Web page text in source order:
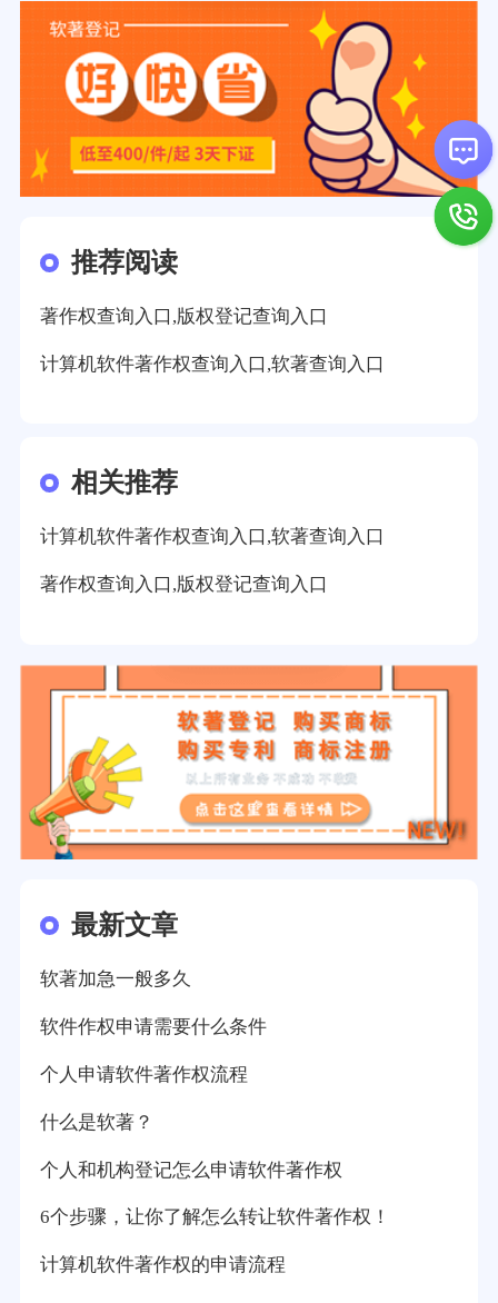
推荐阅读
著作权查询入口,版权登记查询入口
计算机软件著作权查询入口,软著查询入口
相关推荐
计算机软件著作权查询入口,软著查询入口
著作权查询入口,版权登记查询入口
最新文章
软著加急一般多久
软件作权申请需要什么条件
个人申请软件著作权流程
什么是软著？
个人和机构登记怎么申请软件著作权
6个步骤，让你了解怎么转让软件著作权！
计算机软件著作权的申请流程